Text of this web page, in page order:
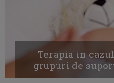
Terapia in
grupuri de